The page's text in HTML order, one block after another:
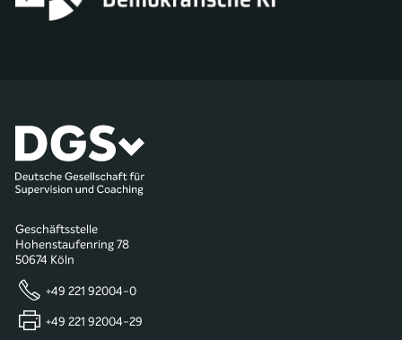
Geschäftsstelle
Hohenstaufenring 78
50674 Köln
+49 221 92004-0
+49 221 92004-29